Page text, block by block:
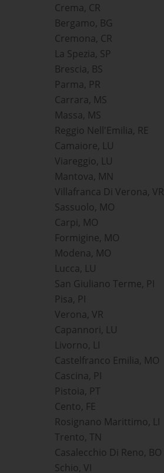
Crema, CR
Bergamo, BG
Cremona, CR
La Spezia, SP
Brescia, BS
Parma, PR
Carrara, MS
Massa, MS
Reggio Nell'Emilia, RE
Camaiore, LU
Viareggio, LU
Mantova, MN
Villafranca Di Verona, VR
Sassuolo, MO
Carpi, MO
Formigine, MO
Modena, MO
Lucca, LU
San Giuliano Terme, PI
Pisa, PI
Verona, VR
Capannori, LU
Livorno, LI
Castelfranco Emilia, MO
Cascina, PI
Pistoia, PT
Cento, FE
Rosignano Marittimo, LI
Trento, TN
Casalecchio Di Reno, BO
Schio, VI